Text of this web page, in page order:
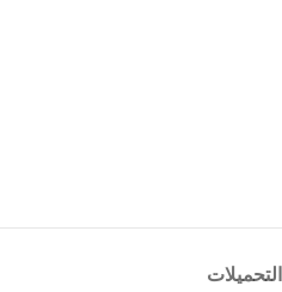
التحميلات